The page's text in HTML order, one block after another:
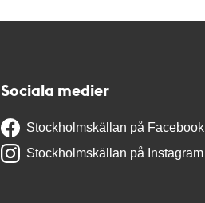
Sociala medier
Stockholmskällan på Facebook
Stockholmskällan på Instagram